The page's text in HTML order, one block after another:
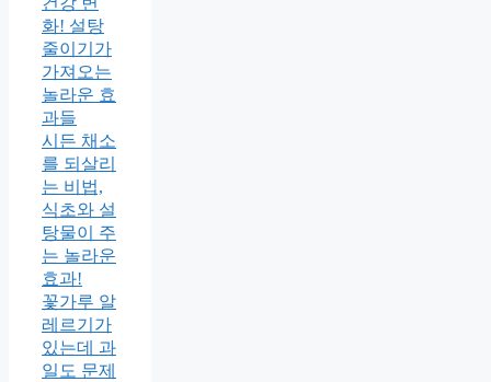
화! 설탕
줄이기가
가져오는
놀라운 효
과들
시든 채소
를 되살리
는 비법,
식초와 설
탕물이 주
는 놀라운
효과!
꽃가루 알
레르기가
있는데 과
일도 문제